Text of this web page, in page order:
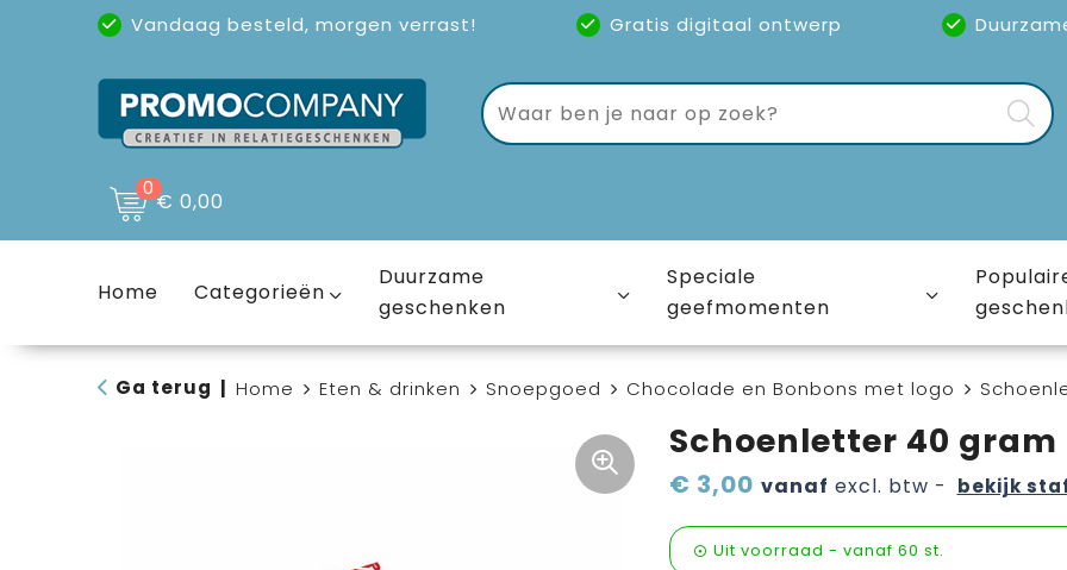
Vandaag besteld, morgen verrast! Gratis digitaal ontwerp
Uitstekende reviews(4,6/5)
0€ 0,00
Home Categorieën
Duurzame
geschenken
Speciale
geefmomenten
Ga terug Home Eten & drinken Snoepgoed Chocolade en Bonbons met logo
Schoenletter 40 gram
€ 3,00 vanaf excl. btw - bekijk
Uit voorraad - vanaf 60 st.